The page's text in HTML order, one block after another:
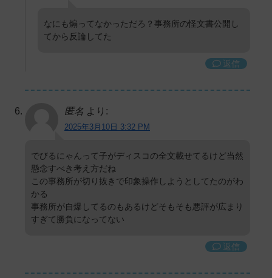
なにも煽ってなかっただろ？事務所の怪文書公開し
てから反論してた
返信
匿名 より:
2025年3月10日 3:32 PM
でびるにゃんって子がディスコの全文載せてるけど当然
懸念すべき考え方だね
この事務所が切り抜きで印象操作しようとしてたのがわ
かる
事務所が自爆してるのもあるけどそもそも悪評が広まり
すぎて勝負になってない
返信